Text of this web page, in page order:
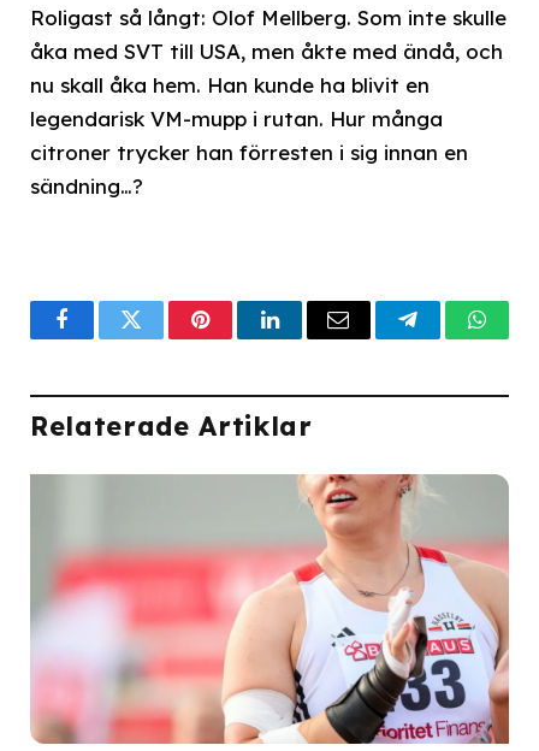
Roligast så långt: Olof Mellberg. Som inte skulle
åka med SVT till USA, men åkte med ändå, och
nu skall åka hem. Han kunde ha blivit en
legendarisk VM-mupp i rutan. Hur många
citroner trycker han förresten i sig innan en
sändning…?
FacebookTwitterPinterestLinkedInEmail Telegram
Relaterade Artiklar